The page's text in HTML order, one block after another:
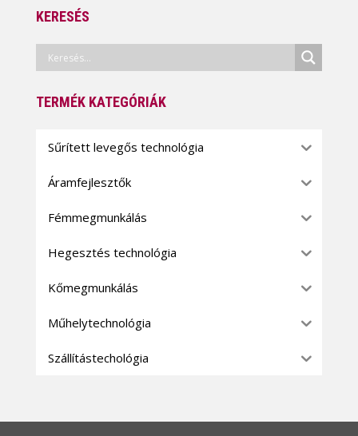
KERESÉS
TERMÉK KATEGÓRIÁK
Sűrített levegős technológia
Áramfejlesztők
Fémmegmunkálás
Hegesztés technológia
Kőmegmunkálás
Műhelytechnológia
Szállítástechológia